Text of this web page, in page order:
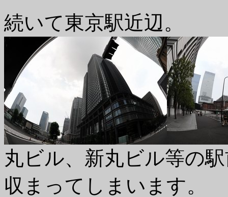
続いて東京駅近辺。
丸ビル、新丸ビル等の
収まってしまいます。